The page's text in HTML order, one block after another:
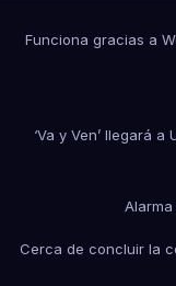
Funciona gracias a
‘Va y Ven’ llegará
Cerca de concluir la